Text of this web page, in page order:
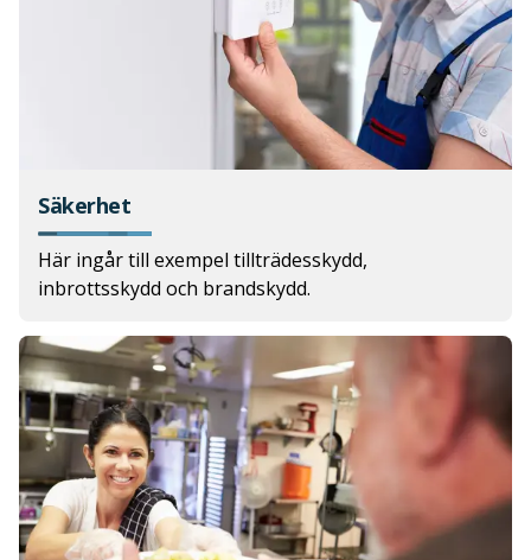
Säkerhet
Här ingår till exempel tillträdesskydd,
inbrottsskydd och brandskydd.